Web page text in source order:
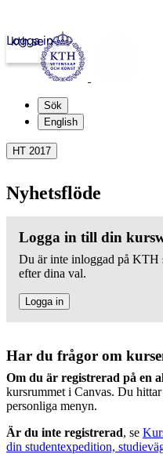
kth.se
Logga in
Sök
English
HT 2017
Nyhetsflöde
Logga in till din
Du är inte inloggad på KTH
efter dina val.
Logga in
Har du frågor om
Om du är registrerad på en
kursrummet i Canvas. Du
personliga menyn.
Är du inte registrerad, se
din studentexpedition,